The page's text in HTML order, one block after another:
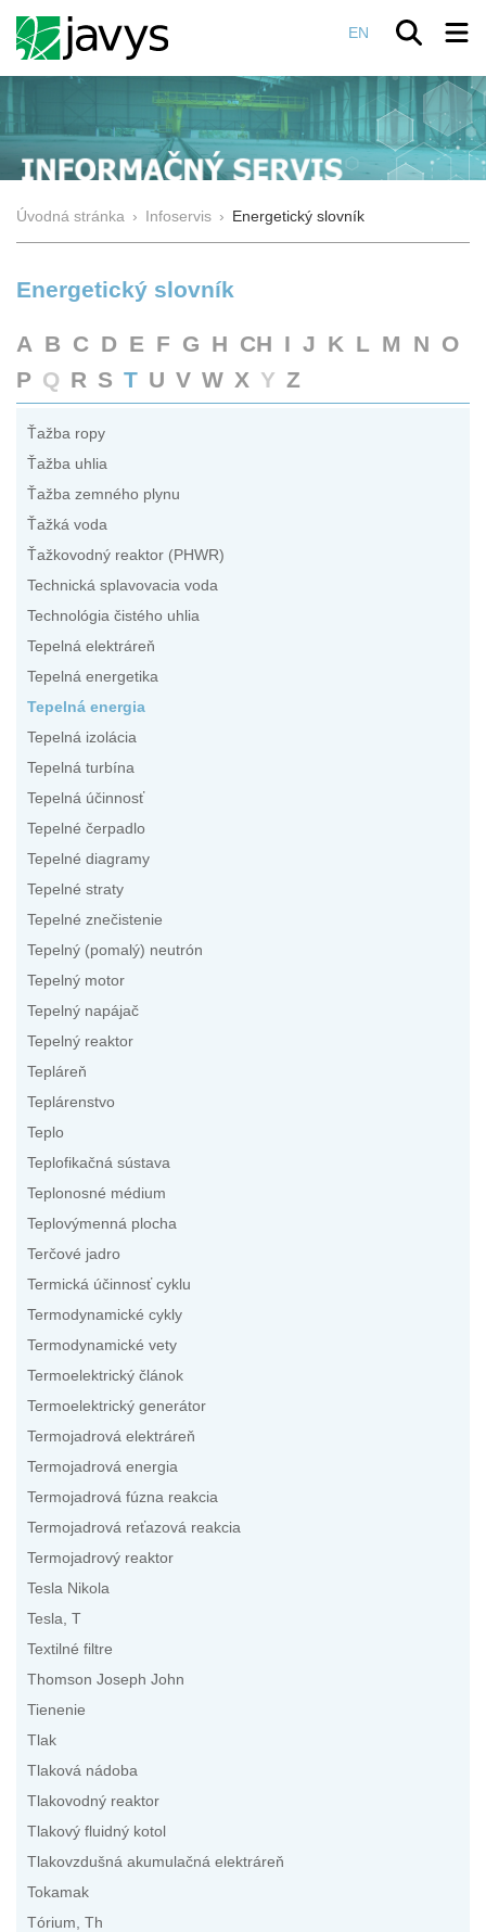
EN
Úvodná stránka › Infoservis › Energetický slovník
Energetický slovník
A B C D E F G H CH I J K L M N O
P Q R S T U V W X Y Z
Ťažba ropy
Ťažba uhlia
Ťažba zemného plynu
Ťažká voda
Ťažkovodný reaktor (PHWR)
Technická splavovacia voda
Technológia čistého uhlia
Tepelná elektráreň
Tepelná energetika
Tepelná energia
Tepelná izolácia
Tepelná turbína
Tepelná účinnosť
Tepelné čerpadlo
Tepelné diagramy
Tepelné straty
Tepelné znečistenie
Tepelný (pomalý) neutrón
Tepelný motor
Tepelný napájač
Tepelný reaktor
Tepláreň
Teplárenstvo
Teplo
Teplofikačná sústava
Teplonosné médium
Teplovýmenná plocha
Terčové jadro
Termická účinnosť cyklu
Termodynamické cykly
Termodynamické vety
Termoelektrický článok
Termoelektrický generátor
Termojadrová elektráreň
Termojadrová energia
Termojadrová fúzna reakcia
Termojadrová reťazová reakcia
Termojadrový reaktor
Tesla Nikola
Tesla, T
Textilné filtre
Thomson Joseph John
Tienenie
Tlak
Tlaková nádoba
Tlakovodný reaktor
Tlakový fluidný kotol
Tlakovzdušná akumulačná elektráreň
Tokamak
Tórium, Th